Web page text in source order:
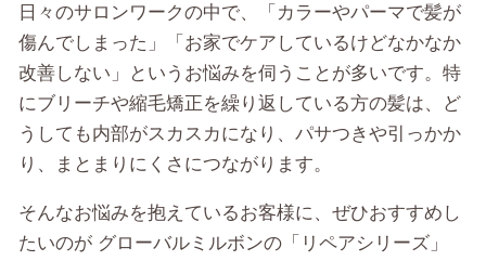
日々のサロンワークの中で、「カラーやパーマで髪が
傷んでしまった」「お家でケアしているけどなかなか
改善しない」というお悩みを伺うことが多いです。特
にブリーチや縮毛矯正を繰り返している方の髪は、ど
うしても内部がスカスカになり、パサつきや引っかか
り、まとまりにくさにつながります。
そんなお悩みを抱えているお客様に、ぜひおすすめし
たいのが グローバルミルボンの「リペアシリーズ」